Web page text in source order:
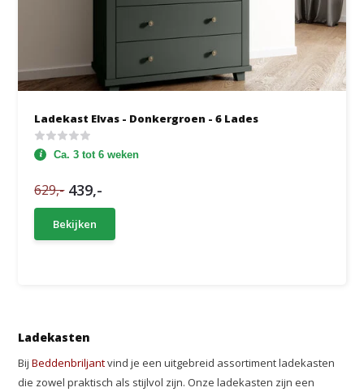
Ladekast Elvas - Donkergroen - 6 Lades
Ca. 3 tot 6 weken
629,- 439,-
Bekijken
Ladekasten
BijBeddenbriljantvind je een uitgebreid assortiment ladekasten
die zowel praktisch als stijlvol zijn. Onze ladekasten zijn een